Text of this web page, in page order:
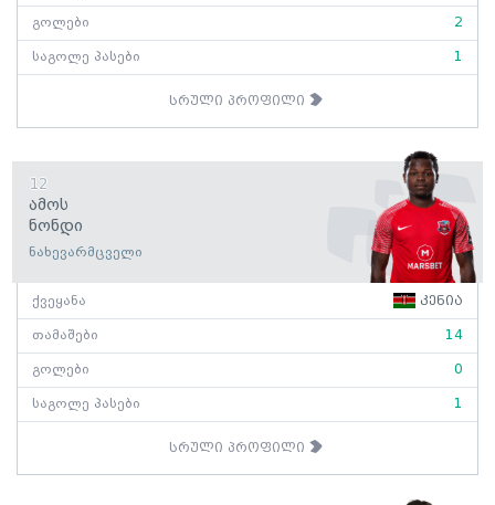
გოლები 2
საგოლე პასები 1
სრული პროფილი
12
Ამოს
Ნონდი
ნახევარმცველი
ქვეყანა კენია
თამაშები 14
გოლები 0
საგოლე პასები 1
სრული პროფილი